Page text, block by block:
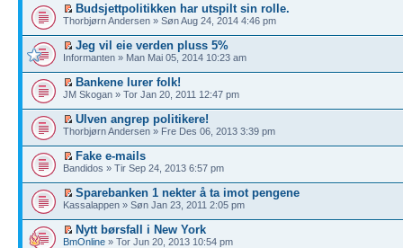
Budsjettpolitikken har utspilt sin rolle.
Thorbjørn Andersen » Søn Aug 24, 2014 4:46 pm
Jeg vil eie verden pluss 5%
Informanten » Man Mai 05, 2014 10:23 am
Bankene lurer folk!
JM Skogan » Tor Jan 20, 2011 12:47 pm
Ulven angrep politikere!
Thorbjørn Andersen » Fre Des 06, 2013 3:39 pm
Fake e-mails
Bandidos » Tir Sep 24, 2013 6:57 pm
Sparebanken 1 nekter å ta imot pengene
Kassalappen » Søn Jan 23, 2011 2:05 pm
Nytt børsfall i New York
BmOnline » Tor Jun 20, 2013 10:54 pm